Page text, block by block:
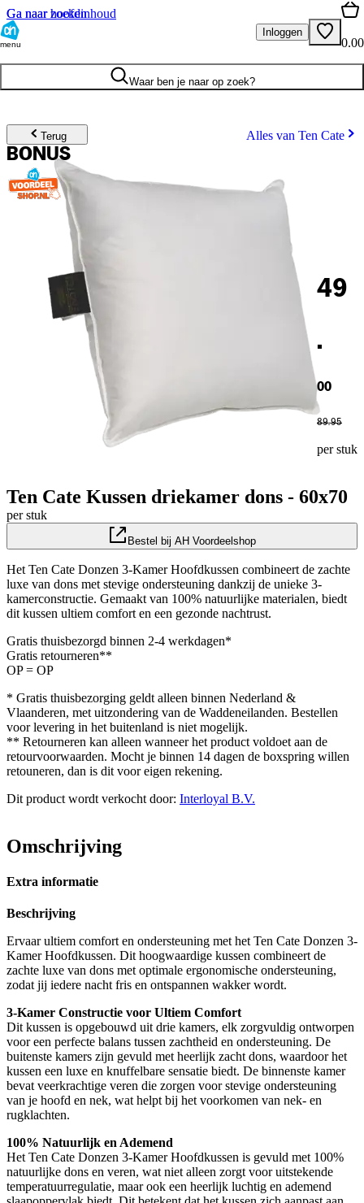
Ga naar hoofdinhoud
Ga naar zoeken
menu
Inloggen
0.00
Waar ben je naar op zoek?
Terug Alles van Ten Cate
BONUS
49
.
00
89.95
per stuk
Ten Cate Kussen driekamer dons - 60x70
per stuk
Bestel bij AH Voordeelshop
Het Ten Cate Donzen 3-Kamer Hoofdkussen combineert de zachte
luxe van dons met stevige ondersteuning dankzij de unieke 3-
kamerconstructie. Gemaakt van 100% natuurlijke materialen, biedt
dit kussen ultiem comfort en een gezonde nachtrust.
Gratis thuisbezorgd binnen 2-4 werkdagen*
Gratis retourneren**
OP = OP
* Gratis thuisbezorging geldt alleen binnen Nederland &
Vlaanderen, met uitzondering van de Waddeneilanden. Bestellen
voor levering in het buitenland is niet mogelijk.
** Retourneren kan alleen wanneer het product voldoet aan de
retourvoorwaarden. Mocht je binnen 14 dagen de boxspring willen
retouneren, dan is dit voor eigen rekening.
Dit product wordt verkocht door: Interloyal B.V.
Omschrijving
Extra informatie
Beschrijving
Ervaar ultiem comfort en ondersteuning met het Ten Cate Donzen 3-
Kamer Hoofdkussen. Dit hoogwaardige kussen combineert de
zachte luxe van dons met optimale ergonomische ondersteuning,
zodat jij iedere nacht fris en ontspannen wakker wordt.
3-Kamer Constructie voor Ultiem Comfort
Dit kussen is opgebouwd uit drie kamers, elk zorgvuldig ontworpen
voor een perfecte balans tussen zachtheid en ondersteuning. De
buitenste kamers zijn gevuld met heerlijk zacht dons, waardoor het
kussen een luxe en knuffelbare sensatie biedt. De binnenste kamer
bevat veerkrachtige veren die zorgen voor stevige ondersteuning
van je hoofd en nek, wat helpt bij het voorkomen van nek- en
rugklachten.
100% Natuurlijk en Ademend
Het Ten Cate Donzen 3-Kamer Hoofdkussen is gevuld met 100%
natuurlijke dons en veren, wat niet alleen zorgt voor uitstekende
temperatuurregulatie, maar ook een heerlijk luchtig en ademend